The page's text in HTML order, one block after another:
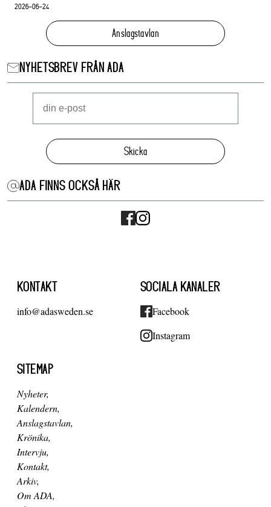
2026-06-24
Anslagstavlan
NYHETSBREV FRÅN ADA
Skicka
ADA FINNS OCKSÅ HÄR
KONTAKT
info@adasweden.se
SOCIALA KANALER
Facebook
Instagram
SITEMAP
Nyheter
Kalendern
Anslagstavlan
Krönika
Intervju
Kontakt
Arkiv
Om ADA